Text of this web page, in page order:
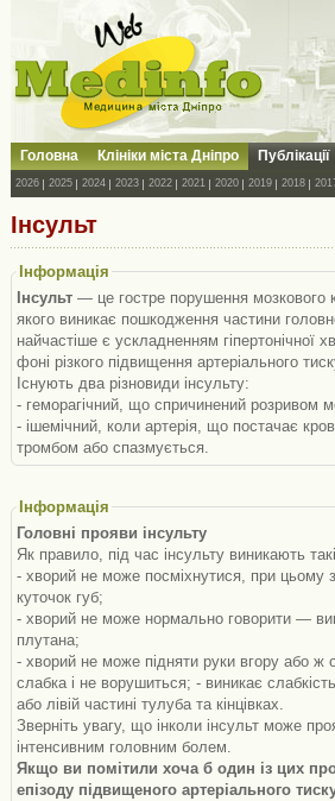
Головна Клініки міста Дніпро Публікації
2026 2025 2024 2023 2022 2021 2020 2019 2018
Інсульт
Інформація
Інсульт — це гостре порушення мозкового
якого виникає пошкодження частини
найчастіше є ускладненням гіпертонічної
фоні різкого підвищення артеріального
Існують два різновиди інсульту:
- геморагічний, що спричинений розривом
- ішемічний, коли артерія, що постачає
тромбом або спазмується.
Інформація
Головні прояви інсульту
Як правило, під час інсульту виникають
- хворий не може посміхнутися, при цьому
куточок губ;
- хворий не може нормально говорити —
плутана;
- хворий не може підняти руки вгору або ж
слабка і не ворушиться; - виникає
або лівій частині тулуба та кінцівках.
Зверніть увагу, що інколи інсульт може
інтенсивним головним болем.
Якщо ви помітили хоча б один із цих
епізоду підвищеного артеріального